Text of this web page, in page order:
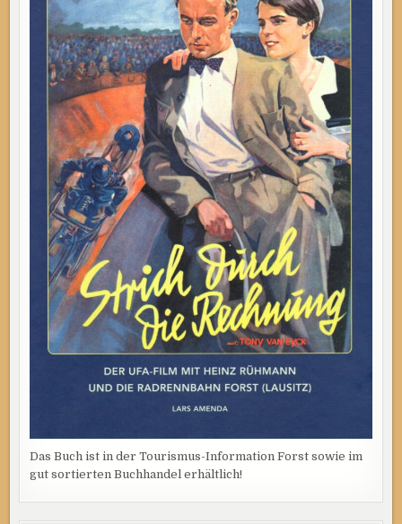
Das Buch ist in der Tourismus-Information Forst sowie im
gut sortierten Buchhandel erhältlich!